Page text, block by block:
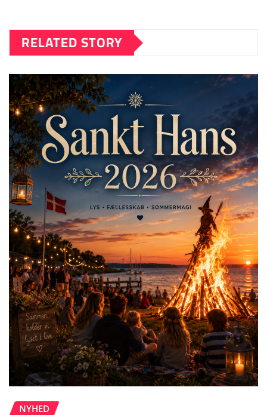
RELATED STORY
NYHED